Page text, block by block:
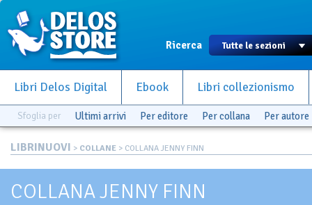
Ricerca
Libri Delos Digital Ebook Libri collezionismo
Sfoglia per Ultimi arrivi Per editore Per collana Per autore
LIBRINUOVI > COLLANE > COLLANA JENNY FINN
COLLANA JENNY FINN